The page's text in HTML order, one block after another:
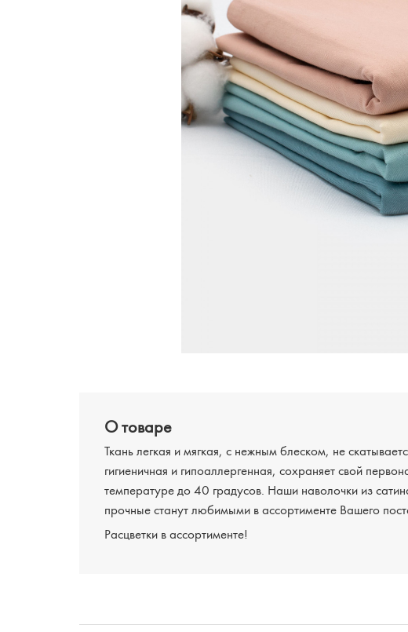
О товаре
Ткань легкая и мягкая, с нежным блеском, не
гигиеничная и гипоаллергенная, сохраняет свой
температуре до 40 градусов. Наши наволочки из
прочные станут любимыми в ассортименте Вашего
Расцветки в ассортименте!